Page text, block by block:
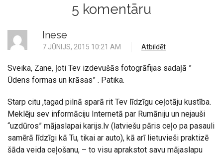
5 komentāru
Inese
7 JŪNIJS, 2015 10:21 AM Atbildēt
Sveika, Zane, ļoti Tev izdevušās fotogrāfijas sadaļā ”
Ūdens formas un krāsas” . Patika.
Starp citu ,tagad pilnā sparā rit Tev līdzīgu ceļotāju kustība.
Meklēju sev informāciju Internetā par Rumāniju un nejauši
“uzdūros” mājaslapai karijs.lv (latviešu pāris ceļo pa pasauli
samērā līdzīgi kā Tu, tikai ar auto), kā arī lietuvieši praktizē
šāda veida ceļošanu, – to visu aprakstot savu mājaslapu